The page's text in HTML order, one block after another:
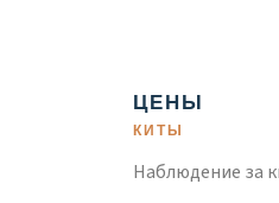
ЦЕНЫ
КИТЫ
Наблюдение за